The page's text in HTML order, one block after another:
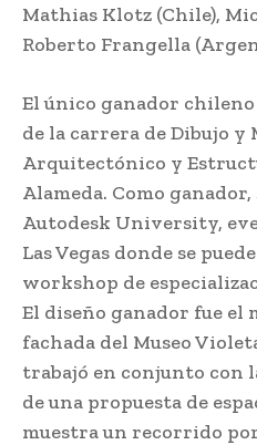
Mathias Klotz (Chile),
Roberto Frangella
El único ganador chileno
de la carrera de Dibujo y
Arquitectónico y
Alameda. Como
Autodesk University,
Las Vegas donde se
workshop de
El diseño ganador fue el
fachada del Museo
trabajó en conjunto con
de una propuesta de
muestra un recorrido